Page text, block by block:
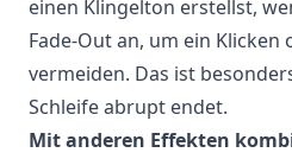
einen Klingelton erstellst,
Fade-Out an, um ein Klicken
vermeiden. Das ist
Schleife abrupt endet.
Mit anderen Effekten